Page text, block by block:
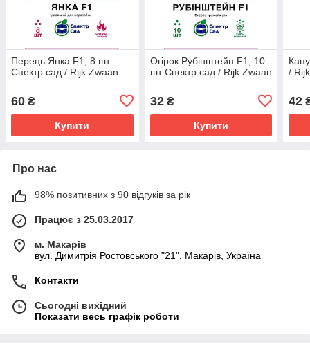
Перець Янка F1, 8 шт
Спектр сад / Rijk Zwaan
60 ₴
Купити
Огірок Рубінштейн F1, 10
шт Спектр сад / Rijk Zwaan
32₴
Купити
/
42
Про нас
98% позитивних з 90 відгуків за рік
Працює з 25.03.2017
м. Макарів
вул. Димитрія Ростовського "21", Макарів, Україна
Контакти
Сьогодні вихідний
Показати весь графік роботи